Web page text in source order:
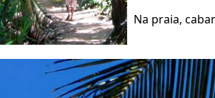
Na praia,